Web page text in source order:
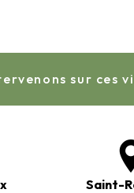
sur ces
Saint-